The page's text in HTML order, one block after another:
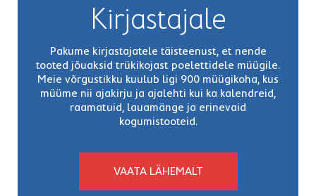
Kirjastajale
Pakume kirjastajatele täisteenust, et nende
tooted jõuaksid trükikojast poelettidele müügile.
Meie võrgustikku kuulub ligi 900 müügikoha, kus
müüme nii ajakirju ja ajalehti kui ka kalendreid,
raamatuid, lauamänge ja erinevaid
kogumistooteid.
VAATA LÄHEMALT